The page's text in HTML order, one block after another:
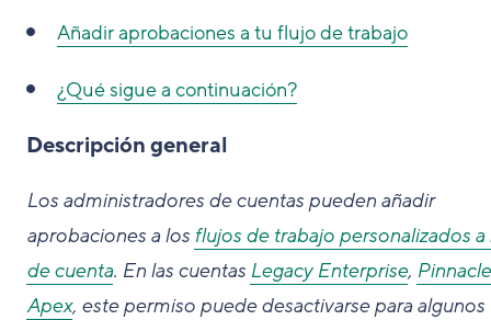
Añadir aprobaciones a tu flujo de trabajo
¿Qué sigue a continuación?
Descripción general
Los administradores de cuentas pueden añadir
aprobaciones a los flujos de trabajo personalizados a
de cuenta. En las cuentas Legacy Enterprise, Pinnacle
Apex, este permiso puede desactivarse para algunos